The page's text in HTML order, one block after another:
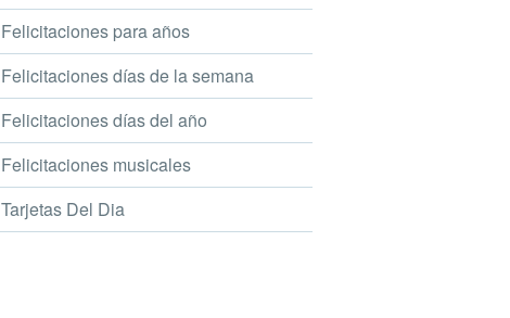
Felicitaciones para años
Felicitaciones días de la semana
Felicitaciones días del año
Felicitaciones musicales
Tarjetas Del Dia